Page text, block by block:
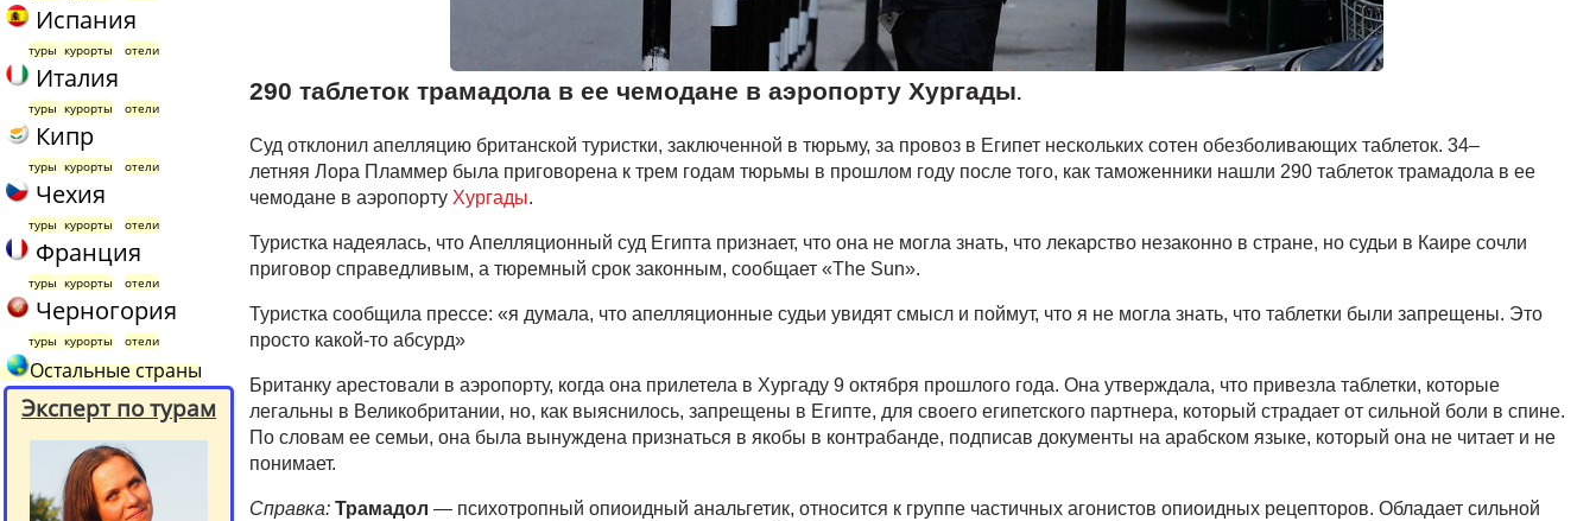
Испания
туры курорты отели
Италия
туры курорты отели
Кипр
туры курорты отели
Чехия
туры курорты отели
Франция
туры курорты отели
Черногория
туры курорты отели
Остальные страны
Эксперт по турам
290 таблеток трамадола в ее чемодане в аэропорту Хургады.
Суд отклонил апелляцию британской туристки, заключенной в тюрьму, за провоз в Египет нескольких сотен обезболивающих таблеток. 34–
летняя Лора Пламмер была приговорена к трем годам тюрьмы в прошлом году после того, как таможенники нашли 290 таблеток трамадола в ее
чемодане в аэропорту Хургады.
Туристка надеялась, что Апелляционный суд Египта признает, что она не могла знать, что лекарство незаконно в стране, но судьи в Каире сочли
приговор справедливым, а тюремный срок законным, сообщает «The Sun».
Туристка сообщила прессе: «я думала, что апелляционные судьи увидят смысл и поймут, что я не могла знать, что таблетки были запрещены. Это
просто какой-то абсурд»
Британку арестовали в аэропорту, когда она прилетела в Хургаду 9 октября прошлого года. Она утверждала, что привезла таблетки, которые
легальны в Великобритании, но, как выяснилось, запрещены в Египте, для своего египетского партнера, который страдает от сильной боли в спине.
По словам ее семьи, она была вынуждена признаться в якобы в контрабанде, подписав документы на арабском языке, который она не читает и не
понимает.
Справка: Трамадол — психотропный опиоидный анальгетик, относится к группе частичных агонистов опиоидных рецепторов. Обладает сильной